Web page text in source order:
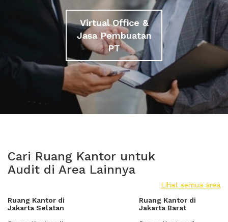
Virtual Office &
Jasa Pembuatan
PT
Cari Ruang Kantor untuk
Audit di Area Lainnya
Lihat semua area
Ruang Kantor di
Jakarta Selatan
Ruang Kantor di
Jakarta Barat